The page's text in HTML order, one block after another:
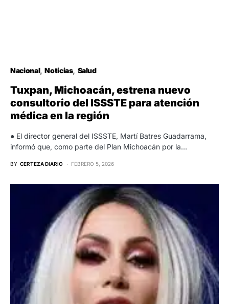
Nacional Noticias Salud
Tuxpan, Michoacán, estrena nuevo
consultorio del ISSSTE para atención
médica en la región
● El director general del ISSSTE, Martí Batres Guadarrama,
informó que, como parte del Plan Michoacán por la…
BY CERTEZA DIARIO FEBRERO 5, 2026